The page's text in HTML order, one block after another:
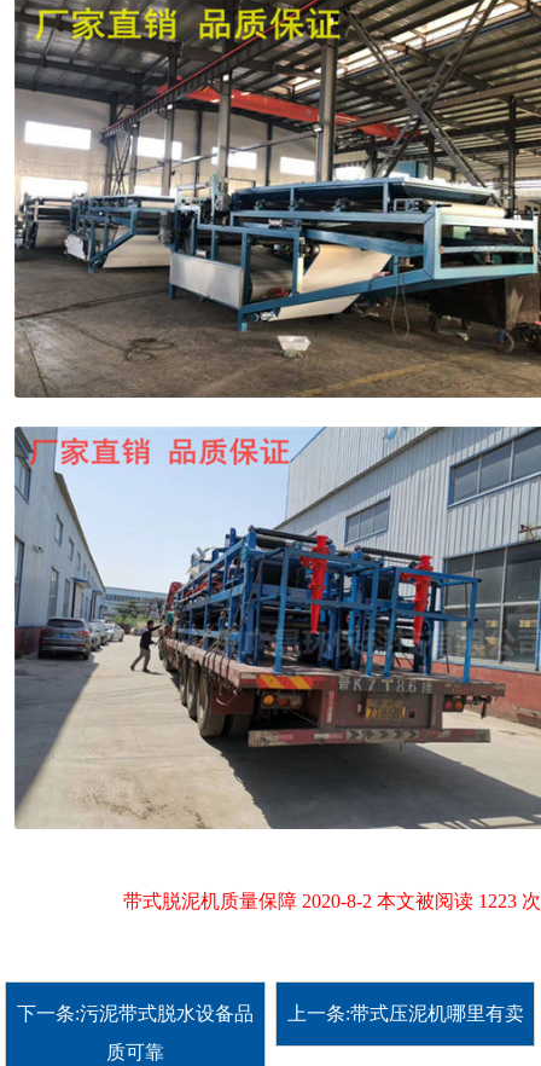
带式脱泥机质量保障 2020-8-2 本文被阅读 1223 次
下一条:污泥带式脱水设备品
质可靠
上一条:带式压泥机哪里有卖